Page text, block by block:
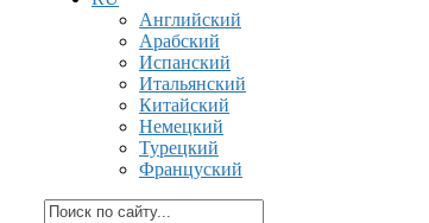
Английский
Арабский
Испанский
Итальянский
Китайский
Немецкий
Турецкий
Француский